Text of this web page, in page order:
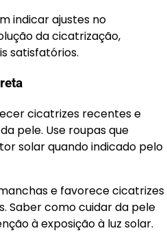
indicar ajustes no
da cicatrização,
satisfatórios.
cicatrizes recentes e
pele. Use roupas que
solar quando indicado pelo
e favorece cicatrizes
Saber como cuidar da pele
à exposição à luz solar.